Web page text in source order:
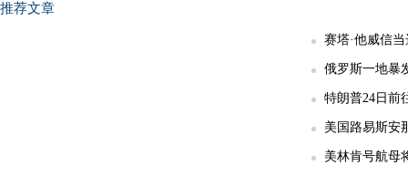
推荐文章
赛塔·他威信
俄罗斯一地暴
特朗普24日前
美国路易斯安
美林肯号航母